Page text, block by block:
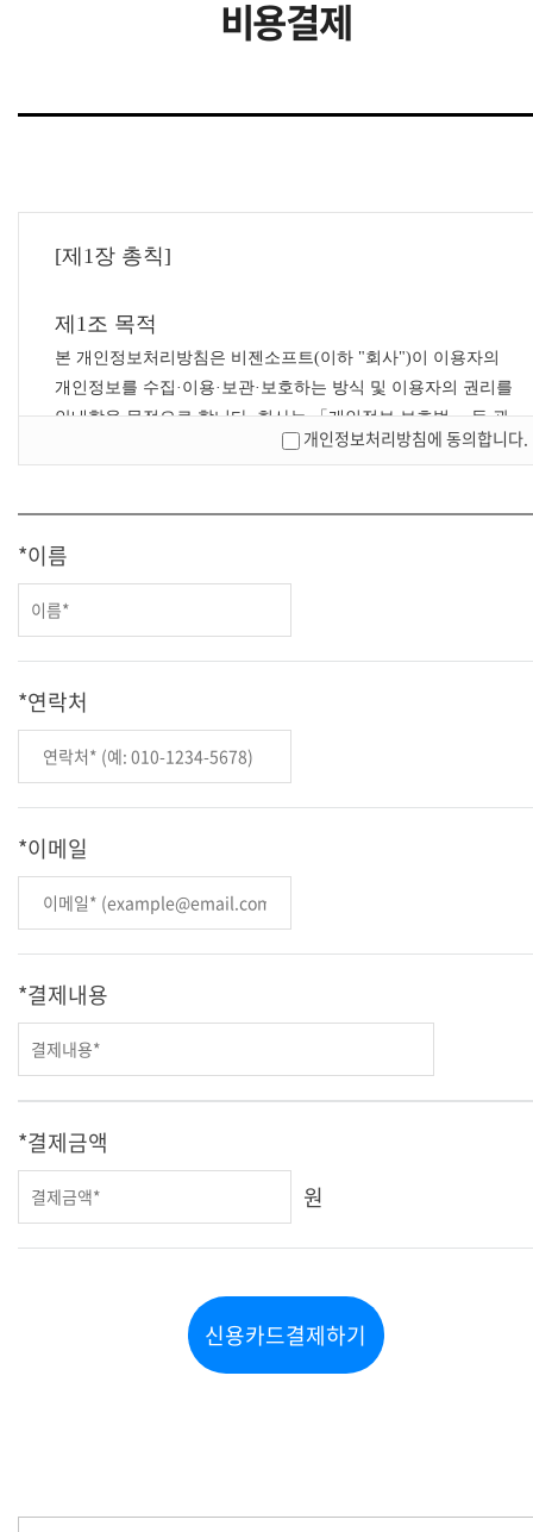
비용결제
[제1장 총칙]
제1조 목적
본 개인정보처리방침은 비젠소프트(이하 "회사")이 이용자의
개인정보를 수집·이용·보관·보호하는 방식 및 이용자의 권리를
안내함을 목적으로 합니다. 회사는 「개인정보 보호법」 등 관
제2조 개인정보의 수집 및 이용 목적
(1) 회사는 다음 목적에 따라 개인정보를 수집·이용합니다.
나. 계약의 체결·이행 및 서비스 제공
다. 고객 문의·민원 처리
라. 요금 및 환불 정산, 결제 관리
마. 서비스 개선·통계 분석·품질 향상
(2) 회사는 민감정보를 별도 동의 없이 처리하지 않습니다.
(1) 필수 수집 항목은 다음과 같습니다.
가. 이름, 생년월일, 성별
나. 로그인 ID, 비밀번호
마. 접속 로그, 쿠키, IP 정보
바. 결제 기록(필요 시)
(2) 선택 수집 항목은 다음과 같습니다.
(3) 선택 항목은 미입력 시 서비스 이용에 제한이 없습니다.
제4조 개인정보 수집 방법
회사는 다음의 방법으로 개인정보를 수집합니다.
나. 상담 및 이벤트 참여
다. 서비스 이용 중 자동 생성되는 데이터
이 가능합니다.
개인정보처리방침에 동의합니다.
*이름
*연락처
*이메일
*결제내용
*결제금액
원
신용카드결제하기